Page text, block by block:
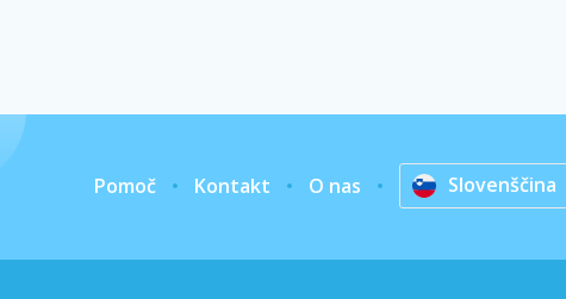
Pomoč Kontakt O nas Slovenščina